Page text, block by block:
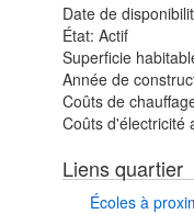
Date de
État: Actif
Superficie
Année de
Coûts de
Coûts d'électricité
Liens quartier
Écoles à